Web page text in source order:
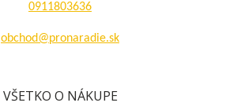
0911803636
obchod@pronaradie.sk
VŠETKO O NÁKUPE